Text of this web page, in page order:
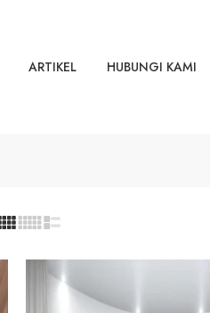
ARTIKEL HUBUNGI KAMI